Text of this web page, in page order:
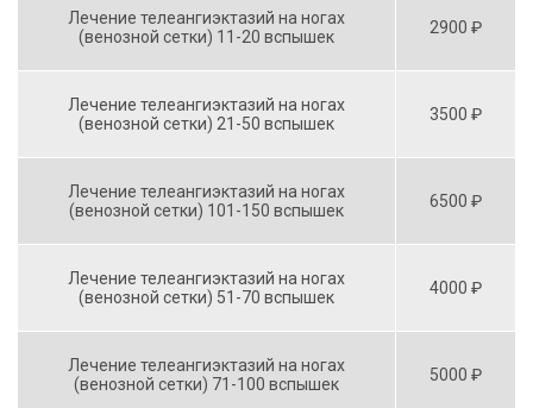
Лечение телеангиэктазий на ногах
(венозной сетки) 11-20 вспышек
2900 ₽
Лечение телеангиэктазий на ногах
(венозной сетки) 21-50 вспышек
3500 ₽
Лечение телеангиэктазий на ногах
(венозной сетки) 101-150 вспышек
6500 ₽
Лечение телеангиэктазий на ногах
(венозной сетки) 51-70 вспышек
4000 ₽
Лечение телеангиэктазий на ногах
(венозной сетки) 71-100 вспышек
5000 ₽